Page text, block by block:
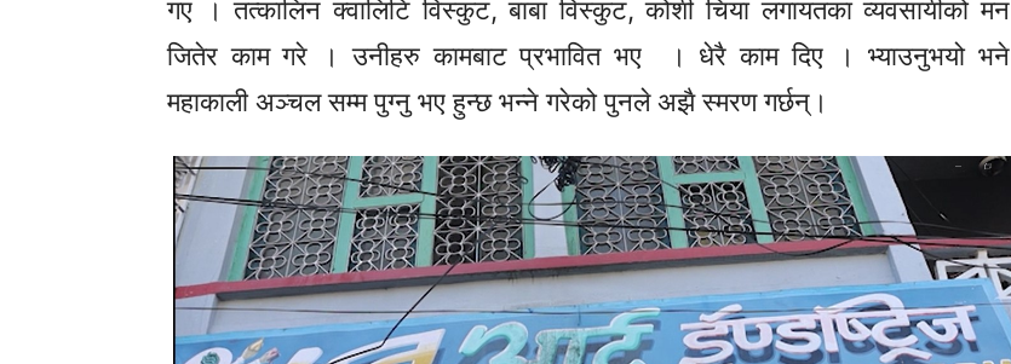
गए । तत्कालिन क्वालिटि विस्कुट, बाबा विस्कुट, कोशी चिया लगायतका व्यवसायीको मन
जितेर काम गरे । उनीहरु कामबाट प्रभावित भए । धेरै काम दिए । भ्याउनुभयो भने
महाकाली अञ्चल सम्म पुग्नु भए हुन्छ भन्ने गरेको पुनले अझै स्मरण गर्छन्।